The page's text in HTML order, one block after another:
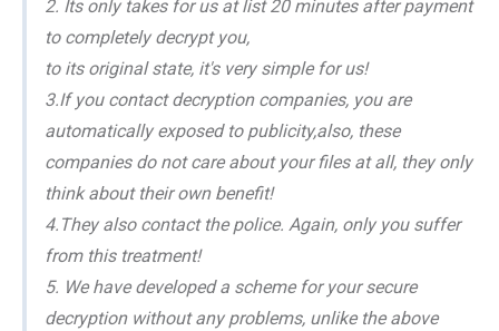
2. Its only takes for us at list 20 minutes after payment
to completely decrypt you,
to its original state, it's very simple for us!
3.If you contact decryption companies, you are
automatically exposed to publicity,also, these
companies do not care about your files at all, they only
think about their own benefit!
4.They also contact the police. Again, only you suffer
from this treatment!
5. We have developed a scheme for your secure
decryption without any problems, unlike the above